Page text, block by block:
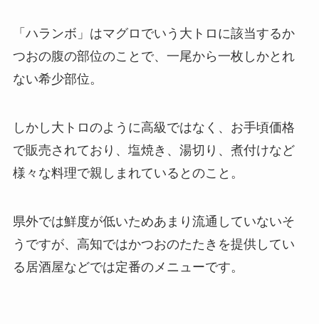
「ハランボ」はマグロでいう大トロに該当するか
つおの腹の部位のことで、一尾から一枚しかとれ
ない希少部位。
しかし大トロのように高級ではなく、お手頃価格
で販売されており、塩焼き、湯切り、煮付けなど
様々な料理で親しまれているとのこと。
県外では鮮度が低いためあまり流通していないそ
うですが、高知ではかつおのたたきを提供してい
る居酒屋などでは定番のメニューです。